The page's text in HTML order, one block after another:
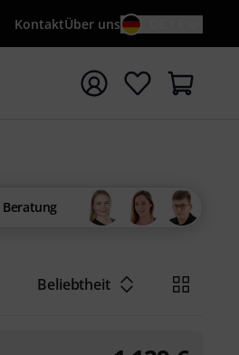
KontaktÜber uns
starten
Beratung
Beliebtheit